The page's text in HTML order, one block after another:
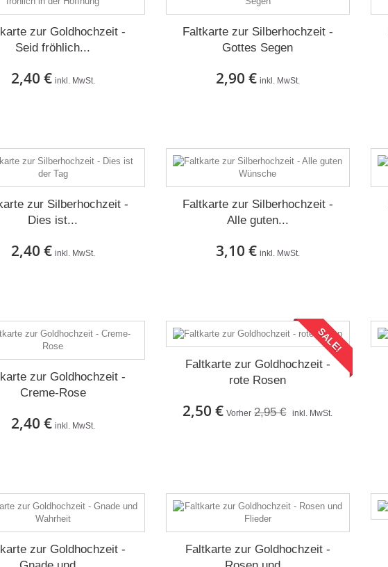
zur Goldhochzeit -
Seid fröhlich...
2,40 € inkl. MwSt.
Faltkarte zur Silberhochzeit -
Gottes Segen
2,90 € inkl. MwSt.
zur Silberhochzeit -
Dies ist...
2,40 € inkl. MwSt.
Faltkarte zur Silberhochzeit -
Alle guten...
3,10 € inkl. MwSt.
zur Goldhochzeit -
Creme-Rose
2,40 € inkl. MwSt.
SALE!
Faltkarte zur Goldhochzeit -
rote Rosen
2,50 € Vorher 2,95 € inkl. MwSt.
zur Goldhochzeit -
Faltkarte zur Goldhochzeit -